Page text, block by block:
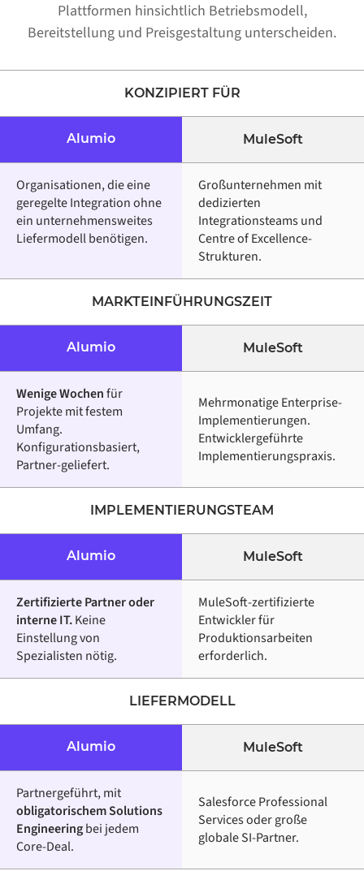
Plattformen hinsichtlich Betriebsmodell,
Bereitstellung und Preisgestaltung unterscheiden.
KONZIPIERT FÜR
Alumio MuleSoft
Organisationen, die eine
geregelte Integration ohne
ein unternehmensweites
Liefermodell benötigen.
Großunternehmen mit
dedizierten
Integrationsteams und
Centre of Excellence-
Strukturen.
MARKTEINFÜHRUNGSZEIT
Alumio MuleSoft
Wenige Wochenfür
Projekte mit festem
Umfang.
Konfigurationsbasiert,
Partner-geliefert.
Mehrmonatige Enterprise-
Implementierungen.
Entwicklergeführte
Implementierungspraxis.
IMPLEMENTIERUNGSTEAM
Alumio MuleSoft
Zertifizierte Partner oder
interne IT.Keine
Einstellung von
Spezialisten nötig.
MuleSoft-zertifizierte
Entwickler für
Produktionsarbeiten
erforderlich.
LIEFERMODELL
Alumio MuleSoft
Partnergeführt, mit
obligatorischem Solutions
Engineeringbei jedem
Core-Deal.
Salesforce Professional
Services oder große
globale SI-Partner.